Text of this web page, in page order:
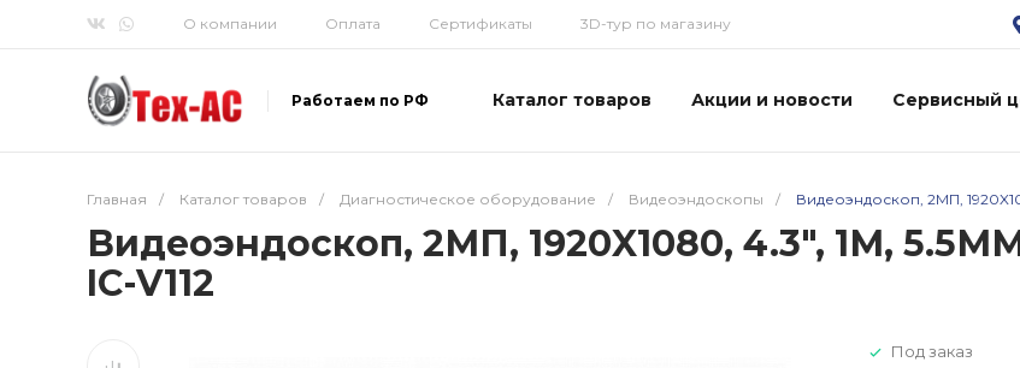
О компании Оплата Сертификаты 3D-тур по магазину
Работаем по РФ Каталог товаров Акции и новости Сервисный
Главная / Каталог товаров / Диагностическое оборудование / Видеоэндоскопы / Видеоэндоскоп, 2МП,
Видеоэндоскоп, 2МП, 1920X1080, 4.3", 1М,
IC-V112
Под заказ